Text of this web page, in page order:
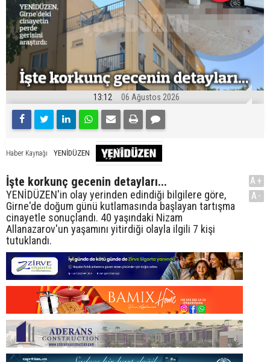
13:12 06 Ağustos 2026
Haber Kaynağı YENİDÜZEN
İşte korkunç gecenin detayları...
YENİDÜZEN'in olay yerinden edindiği bilgilere göre,
Girne'de doğum günü kutlamasında başlayan tartışma
cinayetle sonuçlandı. 40 yaşındaki Nizam
Allanazarov'un yaşamını yitirdiği olayla ilgili 7 kişi
tutuklandı.
A+
A-